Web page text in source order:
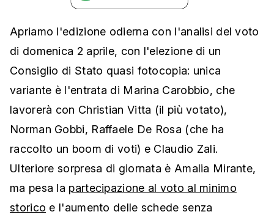
Apriamo l'edizione odierna con l'analisi del voto
di domenica 2 aprile, con l'elezione di un
Consiglio di Stato quasi fotocopia: unica
variante è l'entrata di Marina Carobbio, che
lavorerà con Christian Vitta (il più votato),
Norman Gobbi, Raffaele De Rosa (che ha
raccolto un boom di voti) e Claudio Zali.
Ulteriore sorpresa di giornata è Amalia Mirante,
ma pesa la partecipazione al voto al minimo
storico e l'aumento delle schede senza